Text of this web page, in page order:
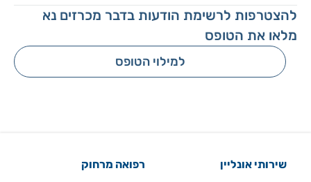
להצטרפות לרשימת הודעות בדבר מכרזים נא
מלאו את הטופס
למילוי הטופס
שירותי אונליין רפואה מרחוק